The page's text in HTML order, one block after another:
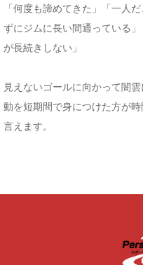
「何度も諦めてきた」「一人
ずにジムに長い間通っている
が長続きしない」
見えないゴールに向かって闇
動を短期間で身につけた方が
言えます。